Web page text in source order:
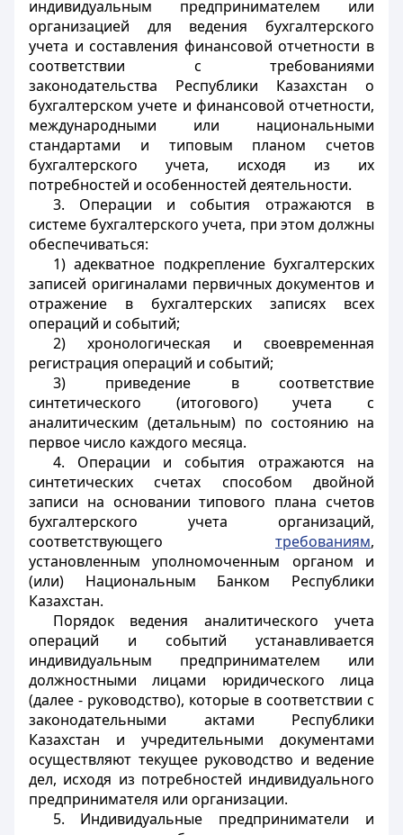
индивидуальным предпринимателем или
организацией для ведения бухгалтерского
учета и составления финансовой отчетности в
соответствии с требованиями
законодательства Республики Казахстан о
бухгалтерском учете и финансовой отчетности,
международными или национальными
стандартами и типовым планом счетов
бухгалтерского учета, исходя из их
потребностей и особенностей деятельности.
3. Операции и события отражаются в
системе бухгалтерского учета, при этом должны
обеспечиваться:
1) адекватное подкрепление бухгалтерских
записей оригиналами первичных документов и
отражение в бухгалтерских записях всех
операций и событий;
2) хронологическая и своевременная
регистрация операций и событий;
3) приведение в соответствие
синтетического (итогового) учета с
аналитическим (детальным) по состоянию на
первое число каждого месяца.
4. Операции и события отражаются на
синтетических счетах способом двойной
записи на основании типового плана счетов
бухгалтерского учета организаций,
соответствующего требованиям,
установленным уполномоченным органом и
(или) Национальным Банком Республики
Казахстан.
Порядок ведения аналитического учета
операций и событий устанавливается
индивидуальным предпринимателем или
должностными лицами юридического лица
(далее - руководство), которые в соответствии с
законодательными актами Республики
Казахстан и учредительными документами
осуществляют текущее руководство и ведение
дел, исходя из потребностей индивидуального
предпринимателя или организации.
5. Индивидуальные предприниматели и